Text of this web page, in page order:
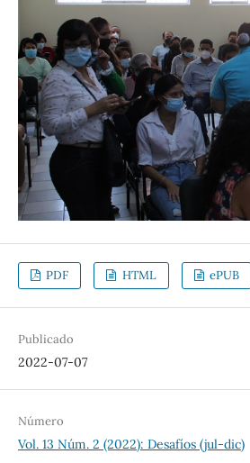
PDF HTML ePUB
Publicado
2022-07-07
Número
Vol. 13 Núm. 2 (2022): Desafíos (jul-dic)